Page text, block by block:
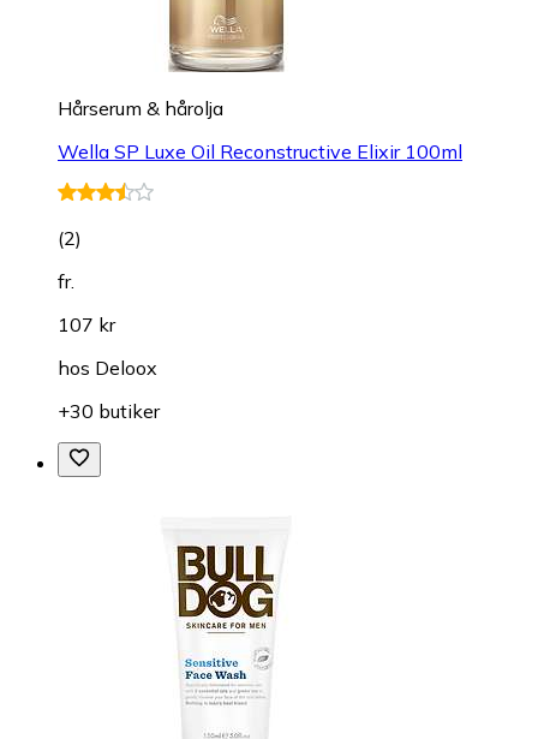
Hårserum & hårolja
Wella SP Luxe Oil Reconstructive Elixir 100ml
(2)
fr.
107 kr
hos Deloox
+30 butiker